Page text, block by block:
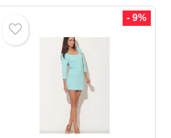
187 lei.
- 9%